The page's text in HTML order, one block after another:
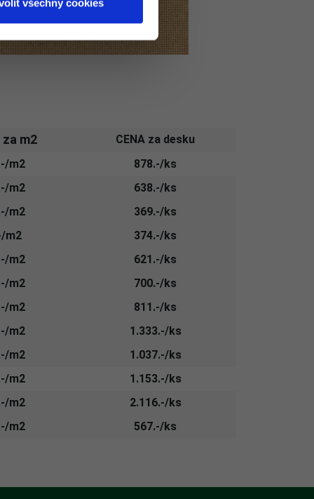
všechny cookies
za m2
CENA za desku
m2
878.-/ks
m2
638.-/ks
m2
369.-/ks
m2
374.-/ks
m2
621.-/ks
m2
700.-/ks
m2
811.-/ks
m2
1.333.-/ks
m2
1.037.-/ks
m2
1.153.-/ks
m2
2.116.-/ks
m2
567.-/ks